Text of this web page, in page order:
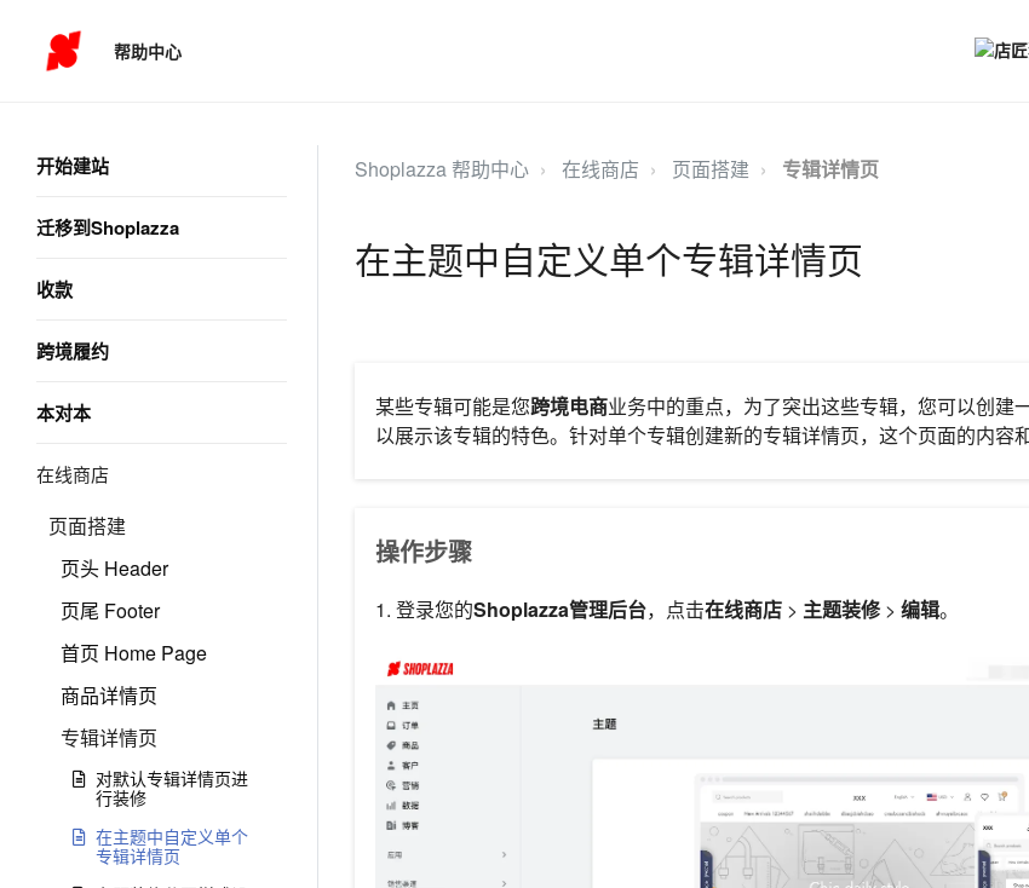
帮助中心
开始建站
迁移到Shoplazza
收款
跨境履约
本对本
在线商店
页面搭建
页头 Header
页尾 Footer
首页 Home Page
商品详情页
专辑详情页
对默认专辑详情页进
行装修
在主题中自定义单个
专辑详情页
Shoplazza 帮助中心 在线商店 页面搭建 专辑详情页
在主题中自定义单个专辑详情页
某些专辑可能是您跨境电商业务中的重点，为了突出这些专辑，您可以创建
以展示该专辑的特色。针对单个专辑创建新的专辑详情页，这个页面的内容
操作步骤
1. 登录您的Shoplazza管理后台，点击在线商店> 主题装修> 编辑。